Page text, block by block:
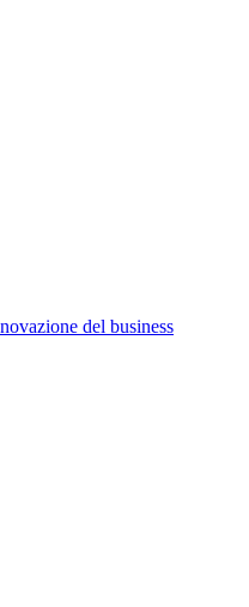
del business